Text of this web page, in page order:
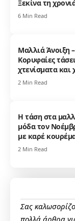
Ξεκίνα τη
6 Min Read
Μαλλιά Άνοιξη
Κορυφαίες
χτενίσματα
2 Min Read
Η τάση στα
μόδα τον
με καρέ
2 Min Read
Σας